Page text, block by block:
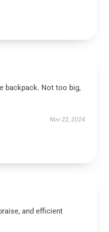
backpack. Not too big,
Nov 22, 2024
and efficient